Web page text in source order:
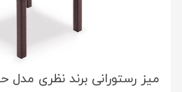
میز رستورانی برند نظری